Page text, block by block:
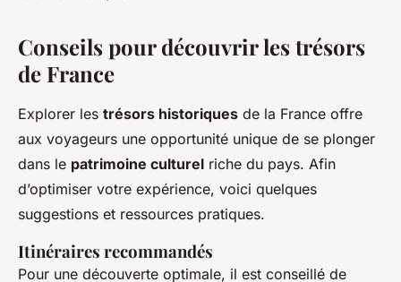
Conseils pour découvrir les trésors
de France
Explorer les trésors historiques de la France offre
aux voyageurs une opportunité unique de se plonger
dans le patrimoine culturel riche du pays. Afin
d’optimiser votre expérience, voici quelques
suggestions et ressources pratiques.
Itinéraires recommandés
Pour une découverte optimale, il est conseillé de